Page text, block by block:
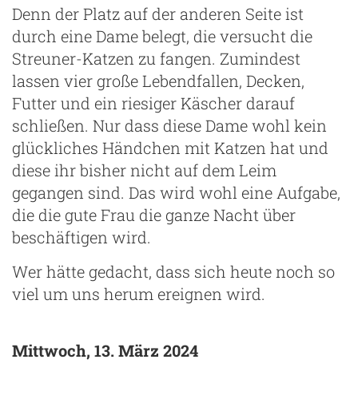
Denn der Platz auf der anderen Seite ist
durch eine Dame belegt, die versucht die
Streuner-Katzen zu fangen. Zumindest
lassen vier große Lebendfallen, Decken,
Futter und ein riesiger Käscher darauf
schließen. Nur dass diese Dame wohl kein
glückliches Händchen mit Katzen hat und
diese ihr bisher nicht auf dem Leim
gegangen sind. Das wird wohl eine Aufgabe,
die die gute Frau die ganze Nacht über
beschäftigen wird.
Wer hätte gedacht, dass sich heute noch so
viel um uns herum ereignen wird.
Mittwoch, 13. März 2024